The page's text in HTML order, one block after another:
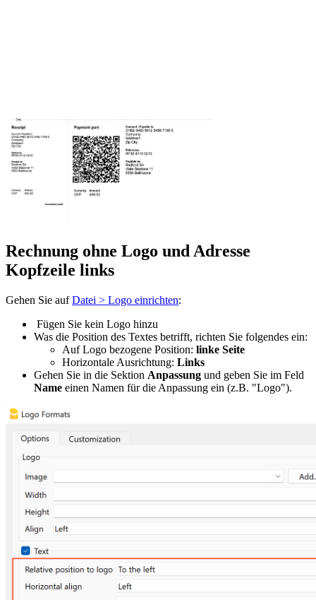
Rechnung ohne Logo und Adresse
Kopfzeile links
Gehen Sie aufDatei > Logo einrichten:
Fügen Sie kein Logo hinzu
Was die Position des Textes betrifft, richten Sie folgendes ein:
Auf Logo bezogene Position: linke Seite
Horizontale Ausrichtung: Links
Gehen Sie in die Sektion Anpassung und geben Sie im Feld
Name einen Namen für die Anpassung ein (z.B. "Logo").